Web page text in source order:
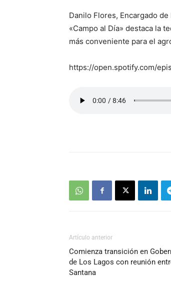
Danilo Flores, Encargado
«Campo al Día» destaca la
más conveniente para el
https://open.spotify.com/
Artículo anterior
Comienza transición en
de Los Lagos con reunión
Santana